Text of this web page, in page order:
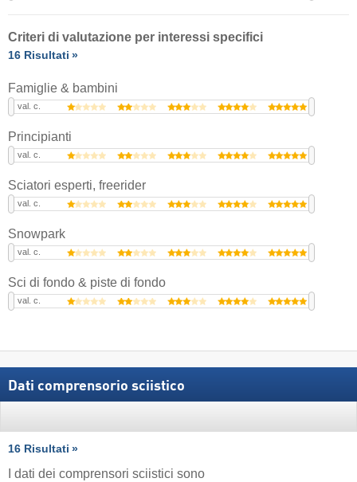
Criteri di valutazione per interessi specifici
16 Risultati
Famiglie & bambini
val. c.
Principianti
val. c.
Sciatori esperti, freerider
val. c.
Snowpark
val. c.
Sci di fondo & piste di fondo
val. c.
Dati comprensorio sciistico
16 Risultati
I dati dei comprensori sciistici sono